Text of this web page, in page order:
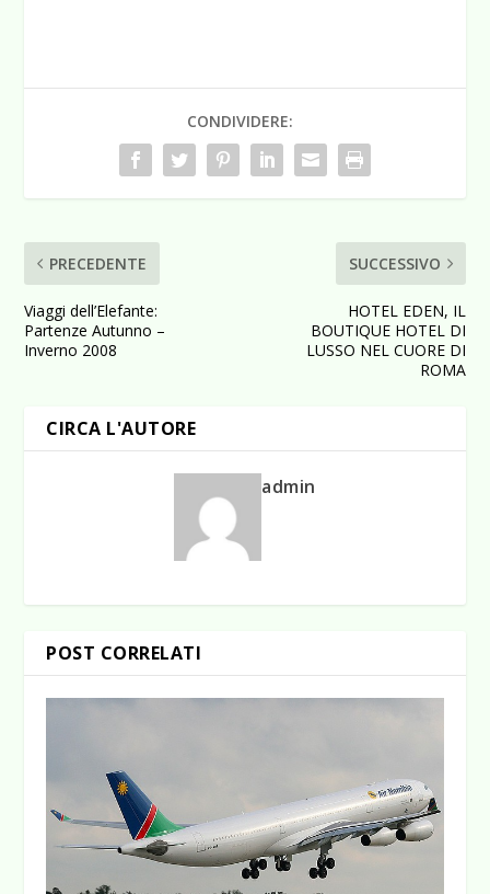
CONDIVIDERE:
PRECEDENTE
Viaggi dell’Elefante:
Partenze Autunno –
Inverno 2008
SUCCESSIVO
HOTEL EDEN, IL
BOUTIQUE HOTEL DI
LUSSO NEL CUORE DI
ROMA
CIRCA L'AUTORE
admin
POST CORRELATI